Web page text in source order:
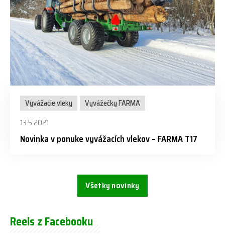
Vyvážacie vleky
Vyvážečky FARMA
13.5.2021
Novinka v ponuke vyvážacích vlekov – FARMA T17
Všetky novinky
Reels z Facebooku